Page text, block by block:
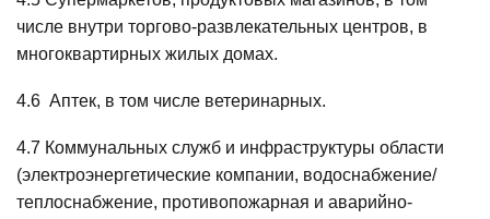
числе внутри торгово-развлекательных центров, в
многоквартирных жилых домах.
4.6 Аптек, в том числе ветеринарных.
4.7 Коммунальных служб и инфраструктуры области
(электроэнергетические компании, водоснабжение/
теплоснабжение, противопожарная и аварийно-